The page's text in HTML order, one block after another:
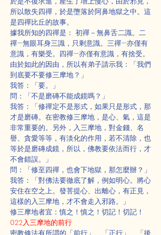
所以散失四禪，於是墮落於阿鼻地獄之中。這
是四禪比丘的故事。
據我所知的四禪是： 初禪－無鼻舌二識。二
禪—無眼耳身三識，只剩意識。三禪—亦僅有
意識，有樂受。四禪—亦僅有意識，有捨受。
由於如此的因由，所以有弟子請示我：「我們
到底要不要修三摩地？」
我答：「要。」
問：「不是磨磚不能成鏡嗎？」
我答：「修禪定不是形式，如果只是形式，那
才是磨磚。在密教修三摩地，是心、氣，這是
非常重要的。另外，入三摩地，對金錢、名
譽、貪愛等等，有淡化的作用，若不清除，也
等於是磨磚成鏡，所以，佛教要依法而行，才
不會錯誤。」
問：「修至四禪，也會下地獄，那怎麼辦？」
我答：「對佛法要徹底了解，例如明心。將心
安住在空之上。發菩提心、出離心，有正見，
這樣的入三摩地，才不會走入邪路。」
修三摩地者宜：慎之！慎之！切記！切記！
022入三摩地的前行
密教修法有所謂的「前行」、「正行」、「後